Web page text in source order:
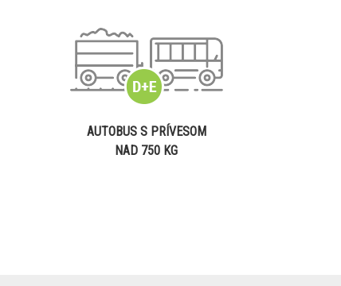
AUTOBUS S PRÍVESOM
NAD 750 KG